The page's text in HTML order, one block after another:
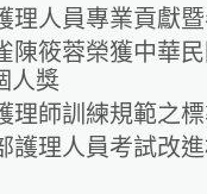
理人員專業貢獻
陳筱蓉榮獲中華
人獎
理師訓練規範之
護理人員考試改